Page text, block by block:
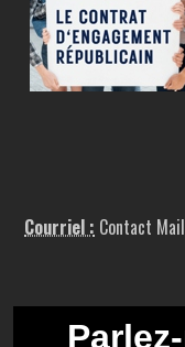
Courriel : Contact Mail